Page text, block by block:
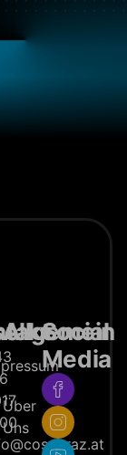
Allgemein
Über
Uns
Social
Media